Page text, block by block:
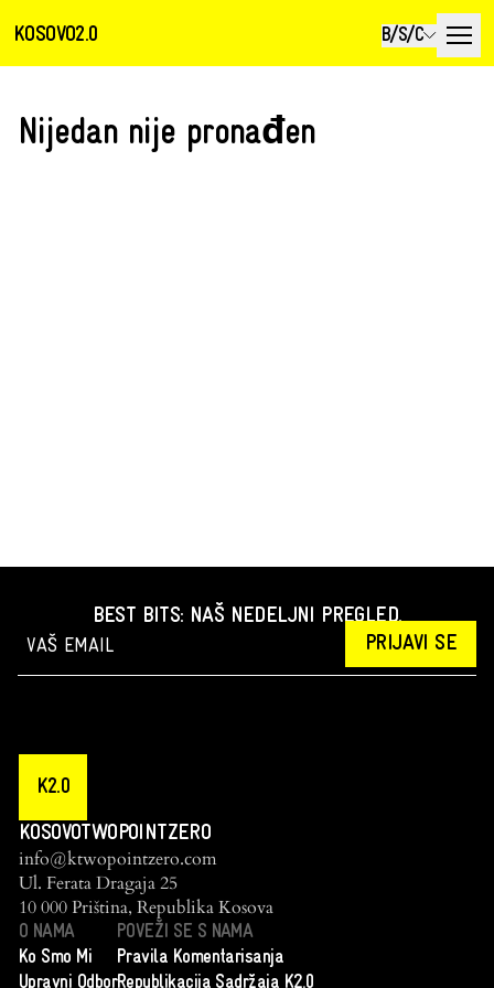
KOSOVO2.0 B/S/C
Nijedan nije pronađen
BEST BITS: NAŠ NEDELJNI PREGLED.
PRIJAVI SE
K2.0
KOSOVOTWOPOINTZERO
info@ktwopointzero.com
Ul. Ferata Dragaja 25
10 000 Priština, Republika Kosova
O NAMA
Ko Smo Mi
Upravni Odbor
POVEŽI SE S NAMA
Pravila Komentarisanja
Republikacija Sadržaja K2.0